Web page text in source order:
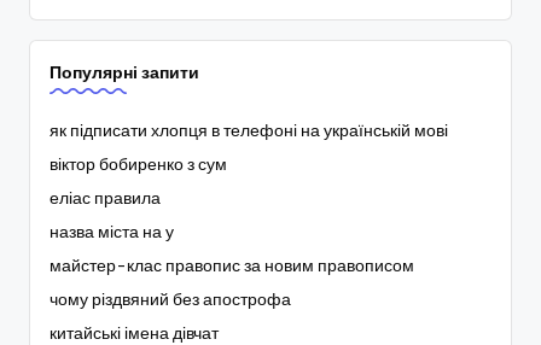
Популярні запити
як підписати хлопця в телефоні на українській мові
віктор бобиренко з сум
еліас правила
назва міста на у
майстер-клас правопис за новим правописом
чому різдвяний без апострофа
китайські імена дівчат